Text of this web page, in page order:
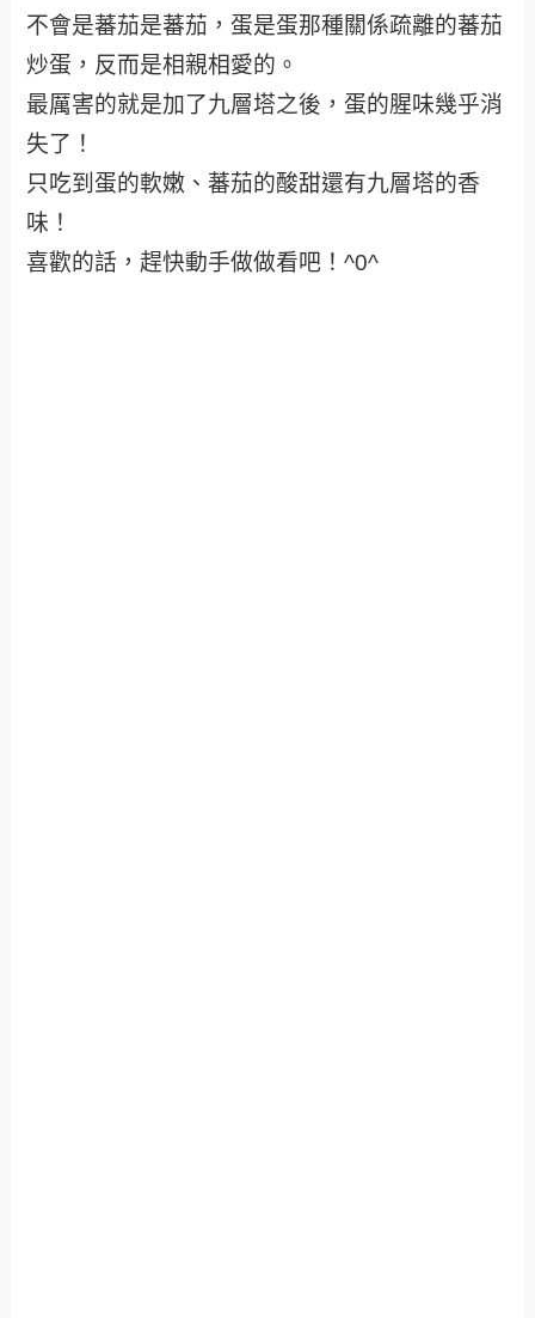
不會是蕃茄是蕃茄，蛋是蛋那種關係疏離的蕃茄
炒蛋，​​​​​​​反而是相親相愛的。
最厲害的就是加了九層塔之後，蛋的腥味幾乎消
失了！
只吃到蛋的軟嫩、蕃茄的酸甜還有九層塔的香
味！
喜歡的話，趕快動手做做看吧！^0^